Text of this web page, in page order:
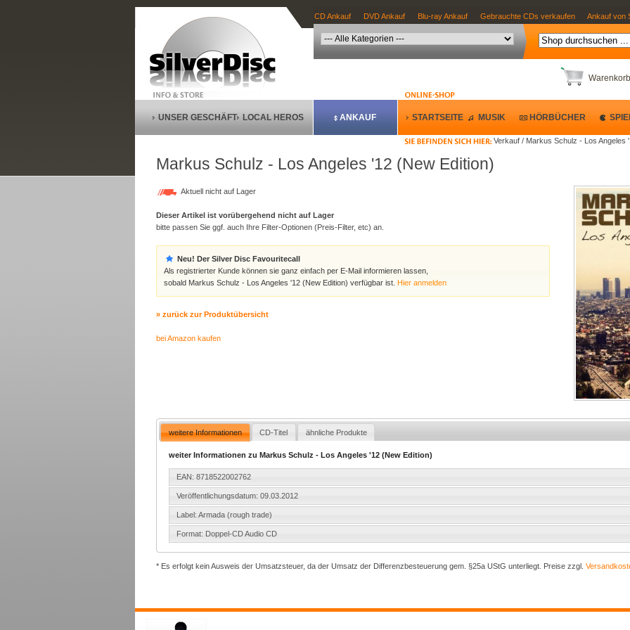
CD Ankauf DVD Ankauf Blu-ray Ankauf Gebrauchte CDs verkaufen Ankauf von
Warenkorb
Verkauf / Markus Schulz - Los Angeles
UNSER GESCHÄFT LOCAL HEROS ANKAUF STARTSEITE MUSIK HÖRBÜCHER
Markus Schulz - Los Angeles '12 (New Edition)
Aktuell nicht auf Lager
Dieser Artikel ist vorübergehend nicht auf Lager
bitte passen Sie ggf. auch Ihre Filter-Optionen (Preis-Filter, etc) an.
Neu! Der Silver Disc Favouritecall
Als registrierter Kunde können sie ganz einfach per E-Mail informieren lassen,
sobald Markus Schulz - Los Angeles '12 (New Edition) verfügbar ist. Hier anmelden
» zurück zur Produktübersicht
bei Amazon kaufen
weitere Informationen CD-Titel ähnliche Produkte
weiter Informationen zu Markus Schulz - Los Angeles '12 (New Edition)
EAN: 8718522002762
Veröffentlichungsdatum: 09.03.2012
Label: Armada (rough trade)
Format: Doppel-CD Audio CD
* Es erfolgt kein Ausweis der Umsatzsteuer, da der Umsatz der Differenzbesteuerung gem. §25a UStG unterliegt. Preise zzgl.